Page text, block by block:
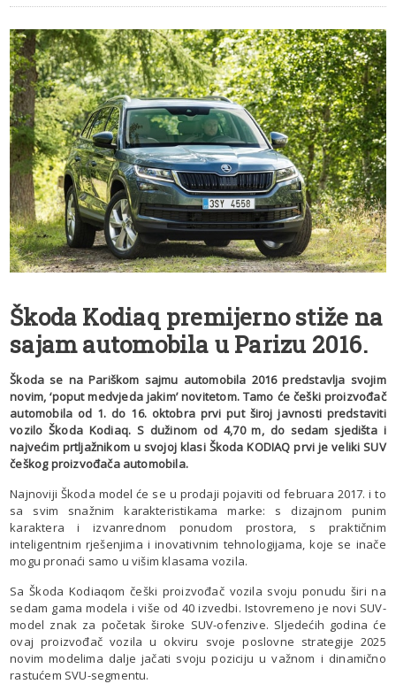
Škoda Kodiaq premijerno stiže na
sajam automobila u Parizu 2016.
Škoda se na Pariškom sajmu automobila 2016 predstavlja svojim
novim, ‘poput medvjeda jakim’ novitetom. Tamo će češki proizvođač
automobila od 1. do 16. oktobra prvi put široj javnosti predstaviti
vozilo Škoda Kodiaq. S dužinom od 4,70 m, do sedam sjedišta i
najvećim prtljažnikom u svojoj klasi Škoda KODIAQ prvi je veliki SUV
češkog proizvođača automobila.
Najnoviji Škoda model će se u prodaji pojaviti od februara 2017. i to
sa svim snažnim karakteristikama marke: s dizajnom punim
karaktera i izvanrednom ponudom prostora, s praktičnim
inteligentnim rješenjima i inovativnim tehnologijama, koje se inače
mogu pronaći samo u višim klasama vozila.
Sa Škoda Kodiaqom češki proizvođač vozila svoju ponudu širi na
sedam gama modela i više od 40 izvedbi. Istovremeno je novi SUV-
model znak za početak široke SUV-ofenzive. Sljedećih godina će
ovaj proizvođač vozila u okviru svoje poslovne strategije 2025
novim modelima dalje jačati svoju poziciju u važnom i dinamično
rastućem SVU-segmentu.